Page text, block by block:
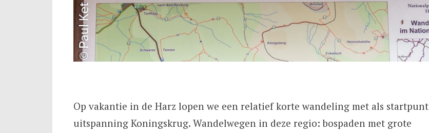
Op vakantie in de Harz lopen we een relatief korte wandeling met als startpunt
uitspanning Koningskrug. Wandelwegen in deze regio: bospaden met grote